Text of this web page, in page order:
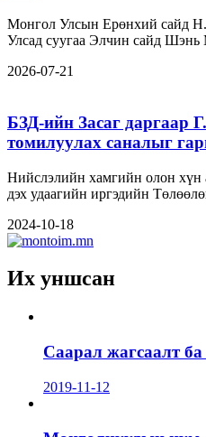
Монгол Улсын Ерөнхий сайд
Улсад суугаа Элчин сайд
2026-07-21
БЗД-ийн Засаг даргаар
томилуулах саналыг
Нийслэлийн хамгийн олон хүн
дэх удаагийн иргэдийн
2024-10-18
Их уншсан
Саарал жагсаалт
2019-11-12